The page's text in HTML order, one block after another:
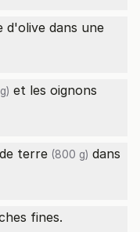
dans une
et les oignons
terre (800 g) dans
fines.